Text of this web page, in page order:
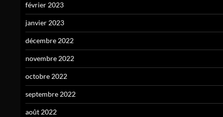
février 2023
janvier 2023
décembre 2022
novembre 2022
octobre 2022
septembre 2022
août 2022